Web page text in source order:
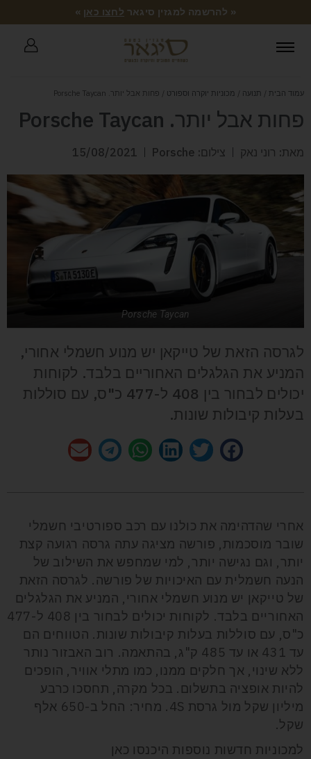
« להרשמה למגזין סיגאר לחצו כאן »
עמוד הבית / תנועה / מכוניות יוקרה וספורט / פחות אבל יותר. Porsche Taycan
פחות אבל יותר. Porsche Taycan
מאת: רוני נאק צילום: Porsche 15/08/2021
Porsche Taycan
לגרסה הזאת של טייקאן יש מנוע חשמלי אחורי,
המניע את הגלגלים האחוריים בלבד. לקוחות
יכולים לבחור בין 408 ל-477 כ"ס, עם סוללות
בעלות קיבולות שונות.
אחרי שהדהימה את כולנו עם רכב ספורטיבי חשמלי
שובר מוסכמות, פורשה מציגה עתה גרסה רגועה קצת
יותר, וגם נגישה יותר, למי שמחפש את השילוב של
הנעה חשמלית עם האיכויות של פורשה. לגרסה הזאת
של טייקאן יש מנוע חשמלי אחורי, המניע את הגלגלים
האחוריים בלבד. לקוחות יכולים לבחור בין 408 ל-477
כ"ס, עם סוללות בעלות קיבולות שונות. הטווחים הם
עד 431 או עד 485 ק"ג, בהתאמה. רוב האבזור נותר
ללא שינוי, אך חלקים ממנו, כמו מתלי אוויר, הופכים
להיות אופציה בתשלום. בכל מקרה, תחסכו כרבע
מיליון שקל מול גרסת 4S. מחיר: החל ב-650 אלף
שקל.
למכוניות חדשות נוספות היכנסו כאן